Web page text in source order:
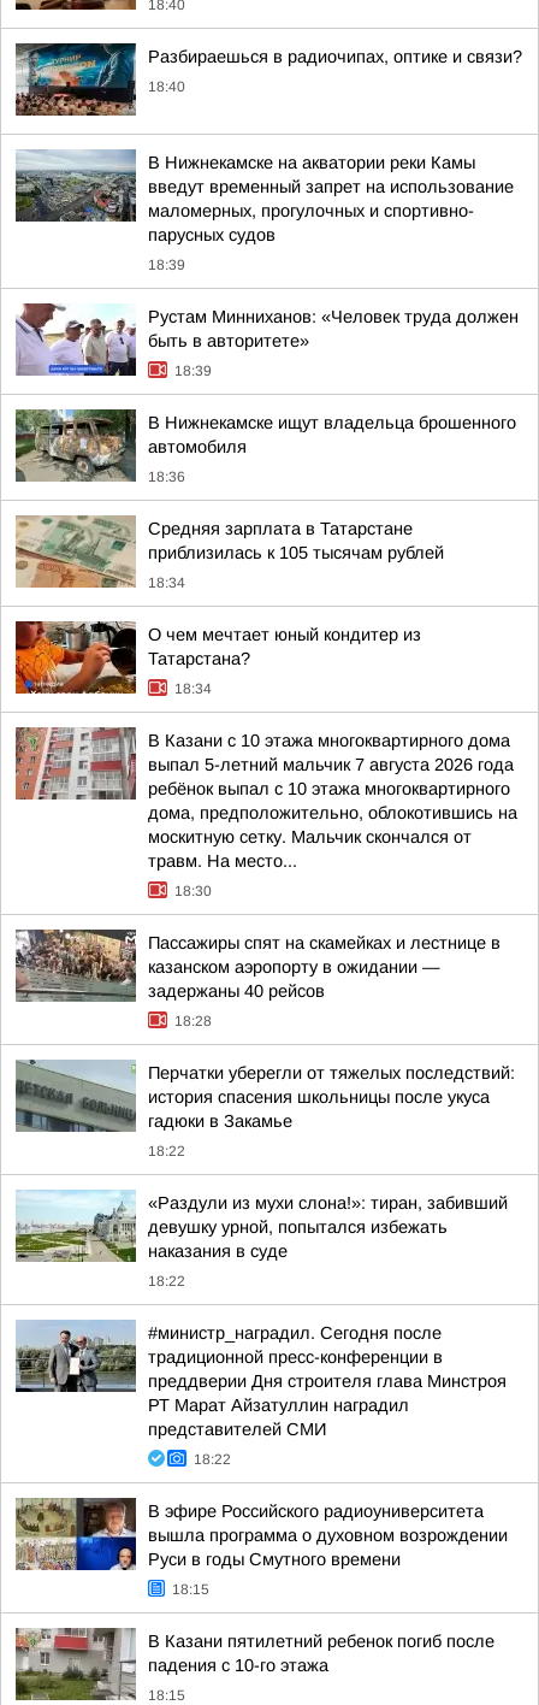
18:40
Разбираешься в радиочипах, оптике и связи?
18:40
В Нижнекамске на акватории реки Камы
введут временный запрет на использование
маломерных, прогулочных и спортивно-
парусных судов
18:39
Рустам Минниханов: «Человек труда должен
быть в авторитете»
18:39
В Нижнекамске ищут владельца брошенного
автомобиля
18:36
Средняя зарплата в Татарстане
приблизилась к 105 тысячам рублей
18:34
О чем мечтает юный кондитер из
Татарстана?
18:34
В Казани с 10 этажа многоквартирного дома
выпал 5-летний мальчик 7 августа 2026 года
ребёнок выпал с 10 этажа многоквартирного
дома, предположительно, облокотившись на
москитную сетку. Мальчик скончался от
травм. На место...
18:30
Пассажиры спят на скамейках и лестнице в
казанском аэропорту в ожидании —
задержаны 40 рейсов
18:28
Перчатки уберегли от тяжелых последствий:
история спасения школьницы после укуса
гадюки в Закамье
18:22
«Раздули из мухи слона!»: тиран, забивший
девушку урной, попытался избежать
наказания в суде
18:22
#министр_наградил. Сегодня после
традиционной пресс-конференции в
преддверии Дня строителя глава Минстроя
РТ Марат Айзатуллин наградил
представителей СМИ
18:22
В эфире Российского радиоуниверситета
вышла программа о духовном возрождении
Руси в годы Смутного времени
18:15
В Казани пятилетний ребенок погиб после
падения с 10-го этажа
18:15